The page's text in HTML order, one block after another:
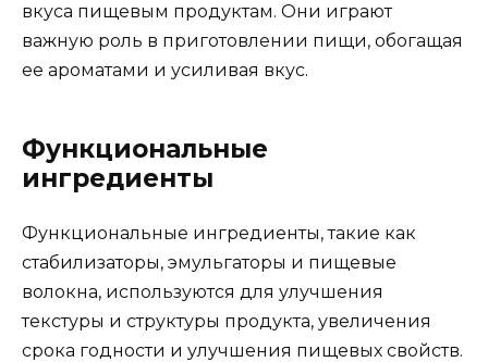
вкуса пищевым продуктам. Они играют
важную роль в приготовлении пищи, обогащая
ее ароматами и усиливая вкус.
Функциональные
ингредиенты
Функциональные ингредиенты, такие как
стабилизаторы, эмульгаторы и пищевые
волокна, используются для улучшения
текстуры и структуры продукта, увеличения
срока годности и улучшения пищевых свойств.